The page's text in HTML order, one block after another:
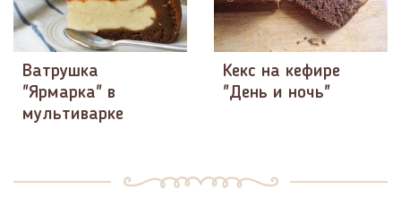
Ватрушка
"Ярмарка" в
мультиварке
Кекс на кефире
"День и ночь"